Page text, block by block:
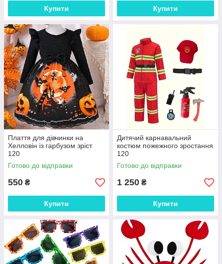
Купити Купити
Плаття для дівчинки на
Хелловін із гарбузом зріст
120
Готово до відправки
550 ₴
Купити
Дитячий карнавальний
костюм пожежного зростання
120
Готово до відправки
1 250 ₴
Купити